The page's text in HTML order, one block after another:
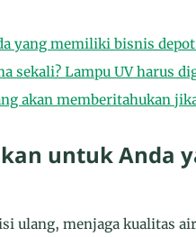
yang memiliki bisnis
sekali? Lampu UV harus
akan memberitahukan
untuk Anda
ulang, menjaga kualitas